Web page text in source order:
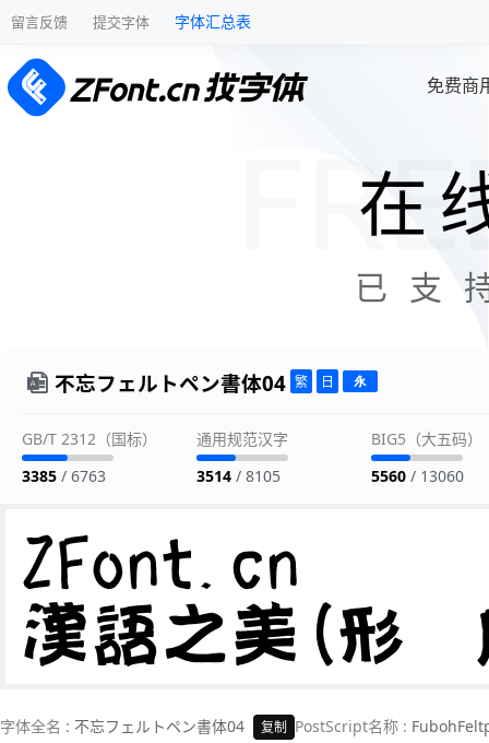
留言反馈 提交字体 字体汇总表
免费商
在
已支
不忘フェルトペン書体04
GB/T 2312（国标）
3385 / 6763
通用规范汉字
3514 / 8105
BIG5（大五码）
5560 / 13060
ZFont.cn
漢語之美(形
字体全名 : 不忘フェルトペン書体04 复制 PostScript名称 :